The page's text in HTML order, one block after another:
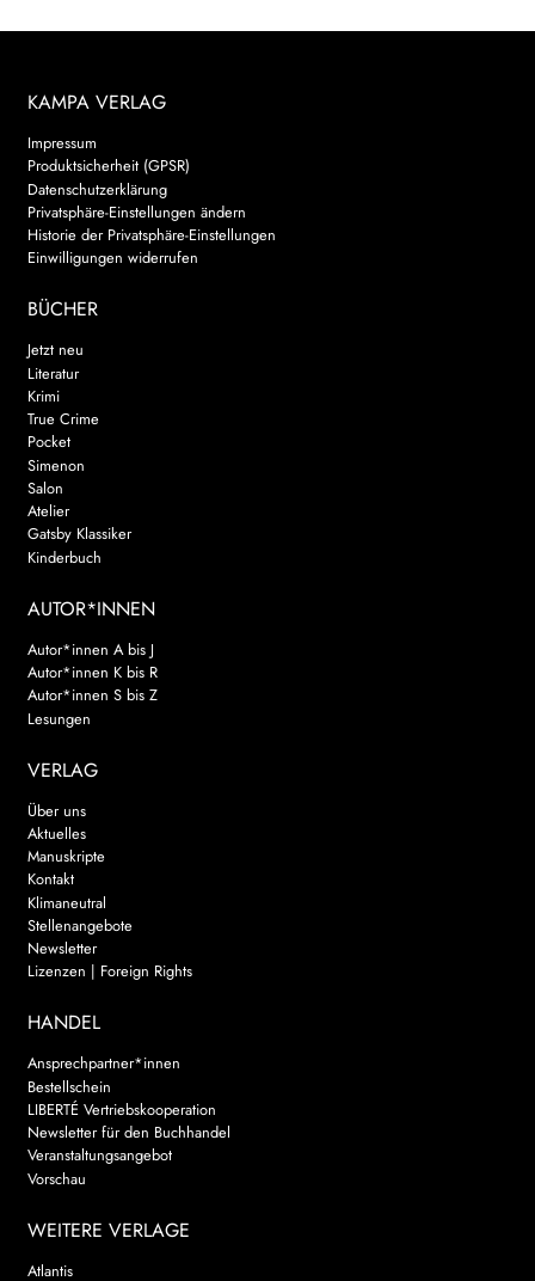
KAMPA VERLAG
Impressum
Produktsicherheit (GPSR)
Datenschutzerklärung
Privatsphäre-Einstellungen ändern
Historie der Privatsphäre-Einstellungen
Einwilligungen widerrufen
BÜCHER
Jetzt neu
Literatur
Krimi
True Crime
Pocket
Simenon
Salon
Atelier
Gatsby Klassiker
Kinderbuch
AUTOR*INNEN
Autor*innen A bis J
Autor*innen K bis R
Autor*innen S bis Z
Lesungen
VERLAG
Über uns
Aktuelles
Manuskripte
Kontakt
Klimaneutral
Stellenangebote
Newsletter
Lizenzen | Foreign Rights
HANDEL
Ansprechpartner*innen
Bestellschein
LIBERTÉ Vertriebskooperation
Newsletter für den Buchhandel
Veranstaltungsangebot
Vorschau
WEITERE VERLAGE
Atlantis